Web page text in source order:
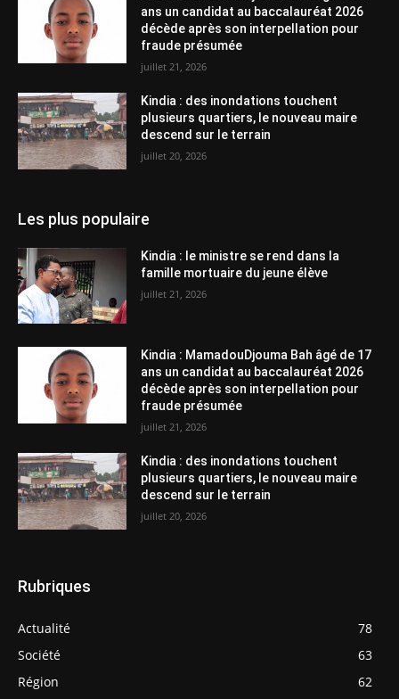
ans un candidat au baccalauréat 2026
décède après son interpellation pour
fraude présumée
juillet 21, 2026
Kindia : des inondations touchent
plusieurs quartiers, le nouveau maire
descend sur le terrain
juillet 20, 2026
Les plus populaire
Kindia : le ministre se rend dans la
famille mortuaire du jeune élève
juillet 21, 2026
Kindia : MamadouDjouma Bah âgé de 17
ans un candidat au baccalauréat 2026
décède après son interpellation pour
fraude présumée
juillet 21, 2026
Kindia : des inondations touchent
plusieurs quartiers, le nouveau maire
descend sur le terrain
juillet 20, 2026
Rubriques
Actualité
78
Société
63
Région
62